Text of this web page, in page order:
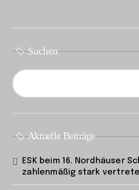
Suchen
Aktuelle Beiträge
ESK beim 16. Nordhäuser
zahlenmäßig stark